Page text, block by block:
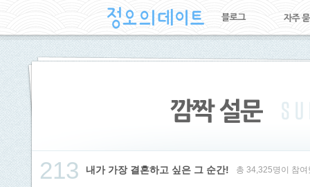
213 내가 가장 결혼하고 싶은 그 순간! 총 34,325명이 참여